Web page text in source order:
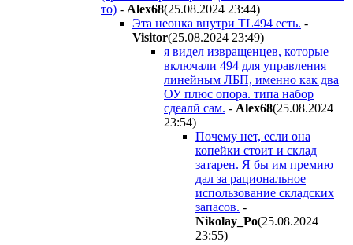
то) - Alex68(25.08.2024 23:44)
Эта неонка внутри TL494 есть. -
Visitor(25.08.2024 23:49)
я видел извращенцев, которые
включали 494 для управления
линейным ЛБП, именно как два
ОУ плюс опора. типа набор
сдеалй сам. - Alex68(25.08.2024
23:54)
Почему нет, если она
копейки стоит и склад
затарен. Я бы им премию
дал за рациональное
использование складских
запасов. -
Nikolay_Po(25.08.2024
23:55)